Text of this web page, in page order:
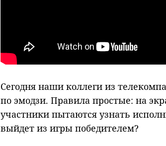
Сегодня наши коллеги из
по эмодзи. Правила простые: на
участники пытаются узнать
выйдет из игры победителем?